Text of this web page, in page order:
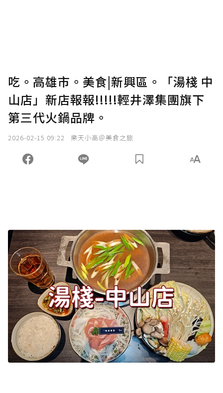
吃。高雄市。美食|新興區。「湯棧 中
山店」新店報報!!!!!輕井澤集團旗下
第三代火鍋品牌。
2026-02-15 09:22 樂天小高＠美食之旅